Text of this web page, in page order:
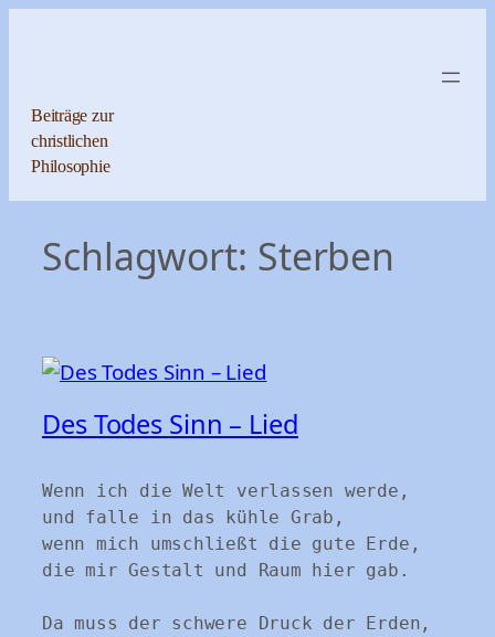
Beiträge zur
christlichen
Philosophie
Schlagwort: Sterben
Des Todes Sinn – Lied
Wenn ich die Welt verlassen werde,
und falle in das kühle Grab,
wenn mich umschließt die gute Erde,
die mir Gestalt und Raum hier gab.
Da muss der schwere Druck der Erden,